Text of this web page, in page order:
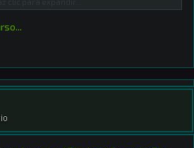
2782 Ver adjunto 2783...​